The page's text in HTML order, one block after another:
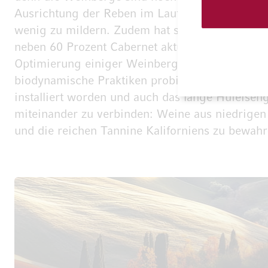
Ausrichtung der Reben im Laufe der Zeit von
wenig zu mildern. Zudem hat sie bereits einen
neben 60 Prozent Cabernet aktuell nur noch
Optimierung einiger Weinbergsparzellen hat
biodynamische Praktiken probiert sie aus.
installiert worden und auch das lange
miteinander zu verbinden: Weine aus
und die reichen Tannine Kaliforniens zu